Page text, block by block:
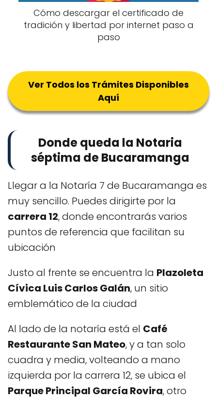
Cómo descargar el certificado de
tradición y libertad por internet paso a
paso
Ver Todos los Trámites Disponibles
Aquí
Donde queda la Notaria
séptima de Bucaramanga
Llegar a la Notaría 7 de Bucaramanga es
muy sencillo. Puedes dirigirte por la
carrera 12, donde encontrarás varios
puntos de referencia que facilitan su
ubicación
Justo al frente se encuentra la Plazoleta
Cívica Luis Carlos Galán, un sitio
emblemático de la ciudad
Al lado de la notaría está el Café
Restaurante San Mateo, y a tan solo
cuadra y media, volteando a mano
izquierda por la carrera 12, se ubica el
Parque Principal García Rovira, otro